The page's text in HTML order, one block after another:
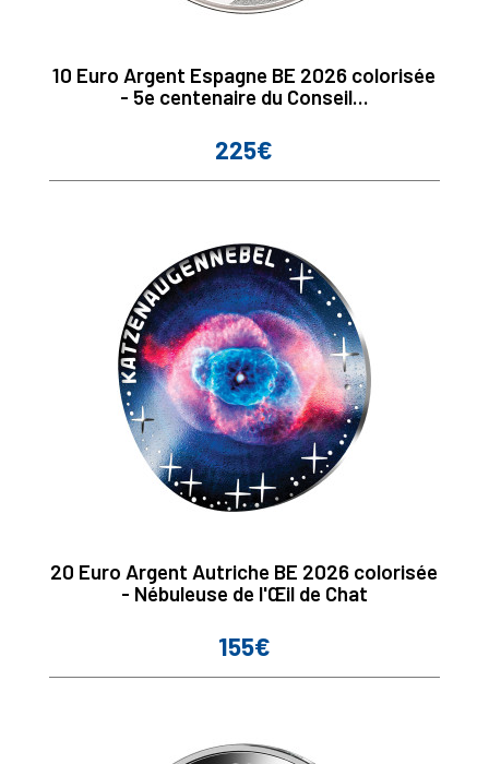
10 Euro Argent Espagne BE 2026 colorisée
- 5e centenaire du Conseil...
Prix
225€
20 Euro Argent Autriche BE 2026 colorisée
- Nébuleuse de l'Œil de Chat
Prix
155€